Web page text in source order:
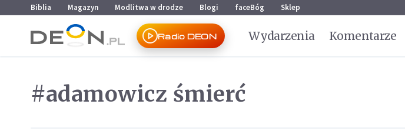
Przejdź do menu głównego
Przejdź do treści
Biblia Magazyn Modlitwa w drodze Blogi faceBóg Sklep
Radio DEON Wydarzenia Komentarze
#adamowicz śmierć